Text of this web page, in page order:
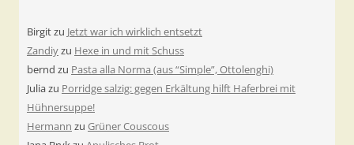
Birgitzu Jetzt war ich wirklich entsetzt
Zandiyzu Hexe in und mit Schuss
bernd zu Pasta alla Norma (aus “Simple”, Ottolenghi)
Juliazu Porridge salzig: gegen Erkältung hilft Haferbrei mit
Hühnersuppe!
Hermann zu Grüner Couscous